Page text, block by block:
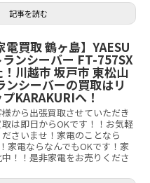
記事を読む
電買取 鶴ヶ島】YAESU
ンシーバー FT-757SX
川越市 坂戸市 東松山
ンシーバーの買取はリ
KARAKURIへ！
から出張買取させていただき
は即日からOKです！！お気軽
さいませ！家電のことなら
家電ならなんでもOKです！家
！！是非家電をお売りくださ